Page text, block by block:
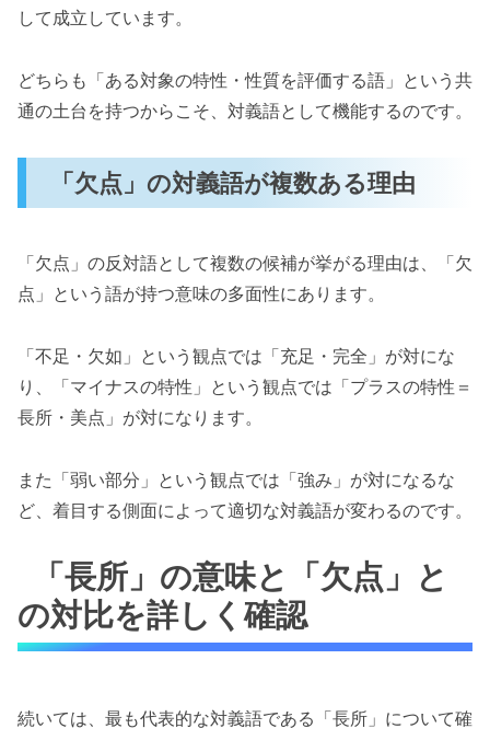
して成立しています。
どちらも「ある対象の特性・性質を評価する語」という共
通の土台を持つからこそ、対義語として機能するのです。
「欠点」の対義語が複数ある理由
「欠点」の反対語として複数の候補が挙がる理由は、「欠
点」という語が持つ意味の多面性にあります。
「不足・欠如」という観点では「充足・完全」が対にな
り、「マイナスの特性」という観点では「プラスの特性＝
長所・美点」が対になります。
また「弱い部分」という観点では「強み」が対になるな
ど、着目する側面によって適切な対義語が変わるのです。
「長所」の意味と「欠点」と
の対比を詳しく確認
続いては、最も代表的な対義語である「長所」について確